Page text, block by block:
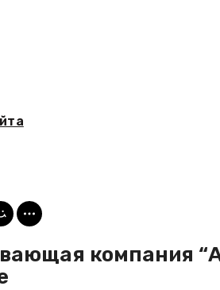
компания